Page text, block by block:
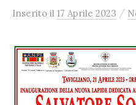
Inserito il 17 Aprile 2023 /